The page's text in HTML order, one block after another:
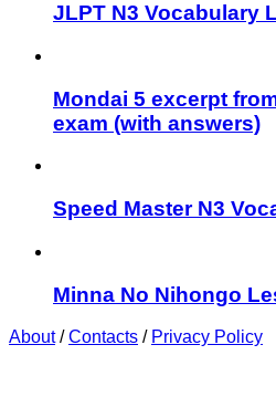
JLPT N3 Vocabulary
Mondai 5 excerpt
exam (with answers)
Speed Master N3
Minna No Nihongo
About/Contacts / Privacy Policy